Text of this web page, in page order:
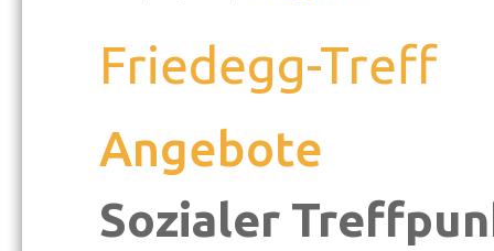
Friedegg-Treff
Angebote
Sozialer